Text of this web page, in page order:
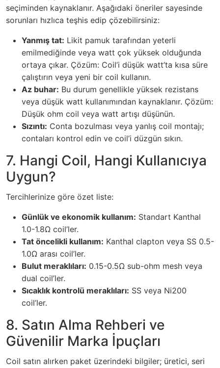
seçiminden kaynaklanır. Aşağıdaki öneriler sayesinde
sorunları hızlıca teşhis edip çözebilirsiniz:
Yanmış tat: Likit pamuk tarafından yeterli
emilmediğinde veya watt çok yüksek olduğunda
ortaya çıkar. Çözüm: Coil’i düşük watt’ta kısa süre
çalıştırın veya yeni bir coil kullanın.
Az buhar: Bu durum genellikle yüksek rezistans
veya düşük watt kullanımından kaynaklanır. Çözüm:
Düşük ohm coil veya watt artışı düşünün.
Sızıntı: Conta bozulması veya yanlış coil montajı;
contaları kontrol edin ve coil’i düzgün sıkın.
7. Hangi Coil, Hangi Kullanıcıya
Uygun?
Tercihlerinize göre özet liste:
Günlük ve ekonomik kullanım: Standart Kanthal
1.0-1.8Ω coil’ler.
Tat öncelikli kullanım: Kanthal clapton veya SS 0.5-
1.0Ω arası coil’ler.
Bulut meraklıları: 0.15-0.5Ω sub-ohm mesh veya
dual coil’ler.
Sıcaklık kontrolü meraklıları: SS veya Ni200
coil’ler.
8. Satın Alma Rehberi ve
Güvenilir Marka İpuçları
Coil satın alırken paket üzerindeki bilgiler; üretici, seri